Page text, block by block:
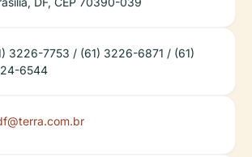
3226-7753 / (61) 3226-6871 / (61)
6544